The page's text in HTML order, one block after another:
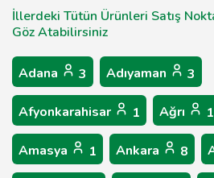
İllerdeki Tütün Ürünleri Satış
Göz Atabilirsiniz
Adana 3 Adıyaman 3
Afyonkarahisar 1 Ağrı 1
Amasya 1 Ankara 8